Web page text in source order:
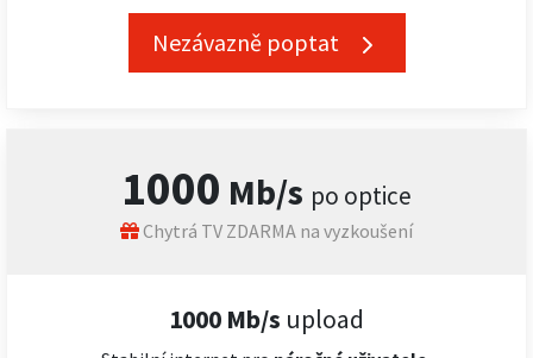
Nezávazně poptat
1000 Mb/s po optice
Chytrá TV ZDARMA na vyzkoušení
1000 Mb/s upload